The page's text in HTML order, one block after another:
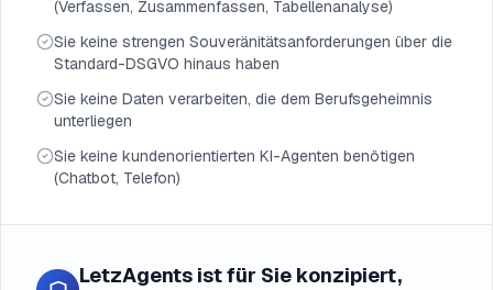
(Verfassen, Zusammenfassen, Tabellenanalyse)
Sie keine strengen Souveränitätsanforderungen über die
Standard-DSGVO hinaus haben
Sie keine Daten verarbeiten, die dem Berufsgeheimnis
unterliegen
Sie keine kundenorientierten KI-Agenten benötigen
(Chatbot, Telefon)
LetzAgents ist für Sie konzipiert,